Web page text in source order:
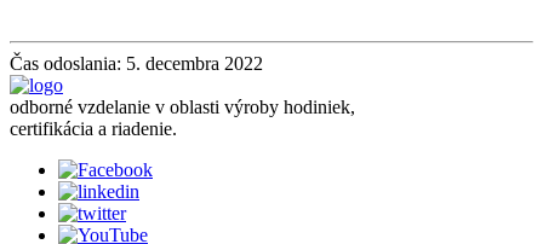
Čas odoslania: 5. decembra 2022
odborné vzdelanie v oblasti výroby hodiniek,
certifikácia a riadenie.